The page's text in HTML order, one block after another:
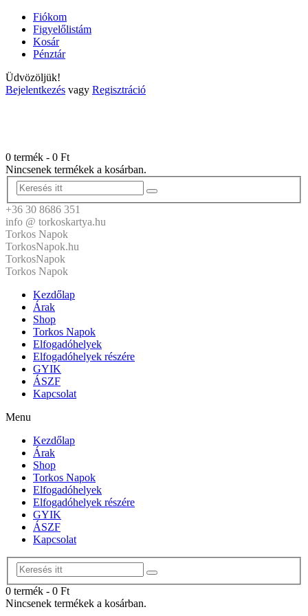
Fiókom
Figyelőlistám
Kosár
Pénztár
Üdvözöljük!
Bejelentkezés vagy Regisztráció
0 termék - 0 Ft
Nincsenek termékek a kosárban.
+36 30 8686 351
info @ torkoskartya.hu
Torkos Napok
TorkosNapok.hu
TorkosNapok
Torkos Napok
Kezdőlap
Árak
Shop
Torkos Napok
Elfogadóhelyek
Elfogadóhelyek részére
GYIK
ÁSZF
Kapcsolat
Menu
Kezdőlap
Árak
Shop
Torkos Napok
Elfogadóhelyek
Elfogadóhelyek részére
GYIK
ÁSZF
Kapcsolat
0 termék - 0 Ft
Nincsenek termékek a kosárban.